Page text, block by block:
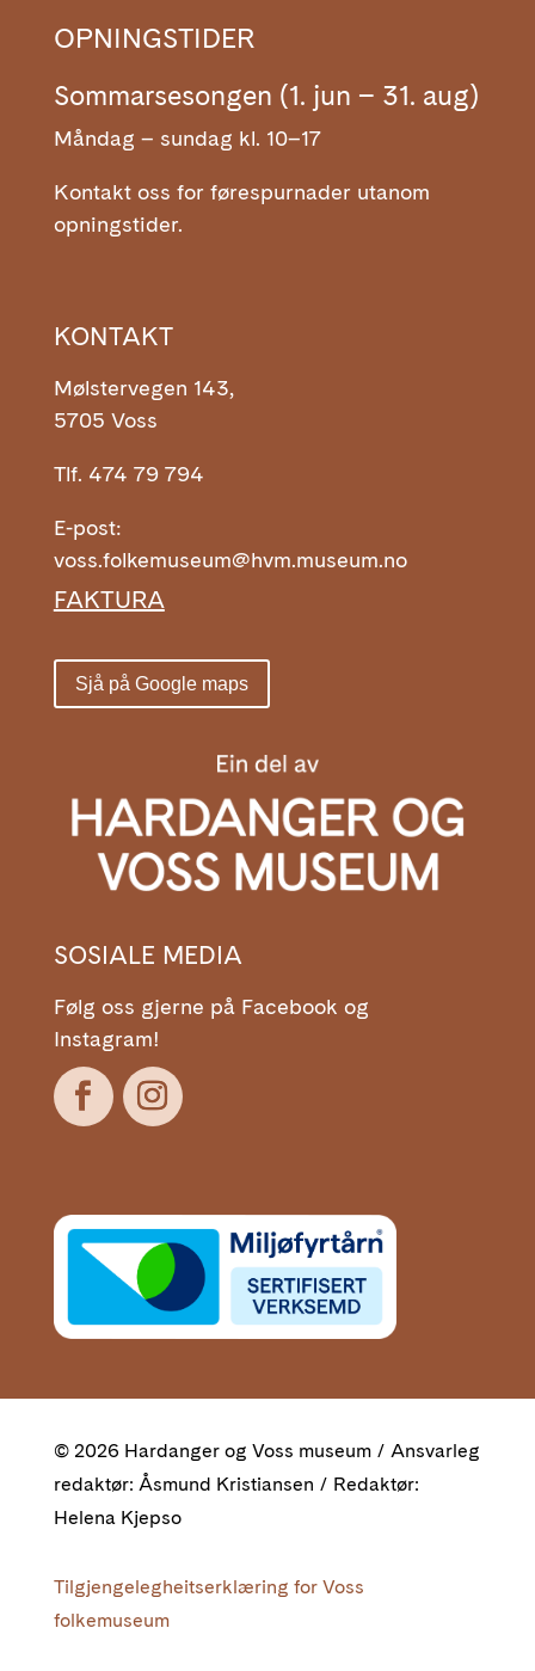
OPNINGSTIDER
Sommarsesongen (1. jun – 31. aug)
Måndag – sundag kl. 10–17
Kontakt oss for førespurnader utanom
opningstider.
KONTAKT
Mølstervegen 143,
5705 Voss
Tlf. 474 79 794
E-post:
voss.folkemuseum@hvm.museum.no
FAKTURA
Sjå på Google maps
SOSIALE MEDIA
Følg oss gjerne på Facebook og
Instagram!
© 2026 Hardanger og Voss museum / Ansvarleg
redaktør: Åsmund Kristiansen / Redaktør:
Helena Kjepso
Tilgjengelegheitserklæring for Voss
folkemuseum